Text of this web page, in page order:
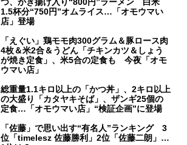
1.5杯分“750円”オムライス…「オモウマい
店」登場
「えぐい」鶏モモ肉300グラム＆豚ロース肉
4枚＆米2合＆うどん「チキンカツ＆しょう
が焼き定食」、米5合の定食も 今夜「オモ
ウマい店」
総重量1.1キロ以上の「かつ丼」、2キロ以上
の大盛り「カタヤキそば」、ザンギ25個の
定食…「オモウマい店」“検証企画”に登場
「佐藤」で思い出す“有名人”ランキング 3
位「timelesz 佐藤勝利」2位「佐藤二朗」…